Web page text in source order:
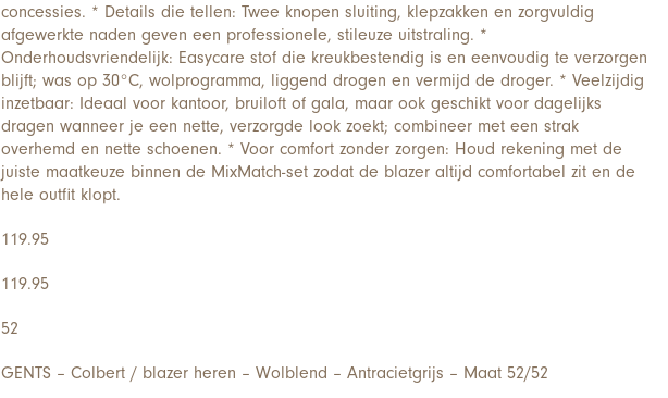
concessies. * Details die tellen: Twee knopen sluiting, klepzakken en zorgvuldig
afgewerkte naden geven een professionele, stileuze uitstraling. *
Onderhoudsvriendelijk: Easycare stof die kreukbestendig is en eenvoudig te verzorgen
blijft; was op 30°C, wolprogramma, liggend drogen en vermijd de droger. * Veelzijdig
inzetbaar: Ideaal voor kantoor, bruiloft of gala, maar ook geschikt voor dagelijks
dragen wanneer je een nette, verzorgde look zoekt; combineer met een strak
overhemd en nette schoenen. * Voor comfort zonder zorgen: Houd rekening met de
juiste maatkeuze binnen de MixMatch-set zodat de blazer altijd comfortabel zit en de
hele outfit klopt.
119.95
119.95
52
GENTS – Colbert / blazer heren – Wolblend – Antracietgrijs – Maat 52/52